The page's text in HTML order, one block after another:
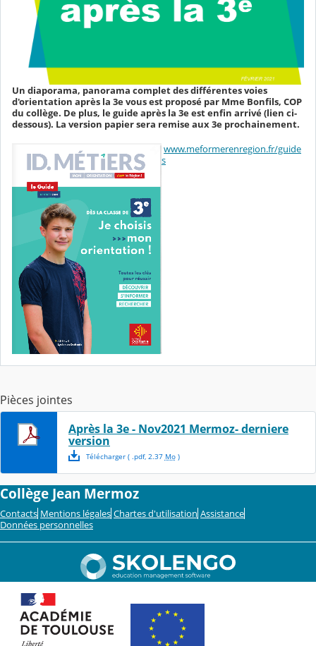
Un diaporama, panorama complet des différentes voies
d'orientation après la 3e vous est proposé par Mme Bonfils, COP
du collège. De plus, le guide après la 3e est enfin arrivé (lien ci-
dessous). La version papier sera remise aux 3e prochainement.
www.meformerenregion.fr/guide
s
Pièces jointes
Après la 3e - Nov2021 Mermoz- derniere
version
Télécharger( .pdf, 2.37 Mo)
Collège Jean Mermoz
Contacts Mentions légales Chartes d'utilisation Assistance
Données personnelles